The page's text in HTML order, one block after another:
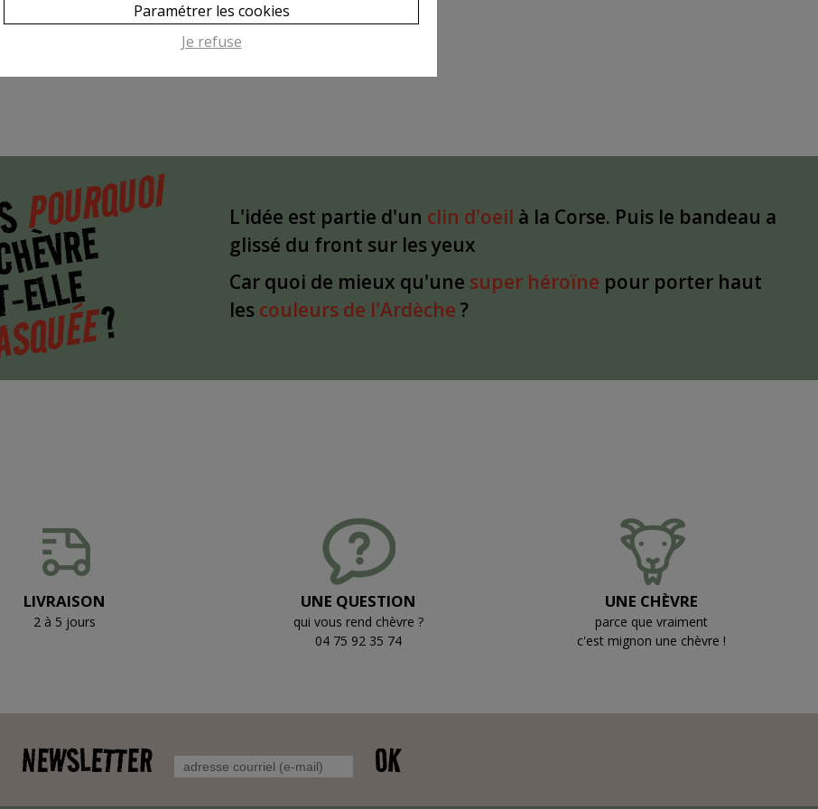
*Sources non vérifiées!
POURQUOI
ELLE?
L'idée est partie d'un clin d'oeil à la Corse. Puis le bandeau a
glissé du front sur les yeux
Car quoi de mieux qu'une super héroïne pour porter haut
les couleurs de l'Ardèche ?
LIVRAISON
2 à 5 jours
UNE QUESTION
qui vous rend chèvre ?
04 75 92 35 74
UNE CHÈVRE
parce que vraiment
c'est mignon une chèvre !
NEWSLETTER OK
Paramétrer les cookies
Je refuse